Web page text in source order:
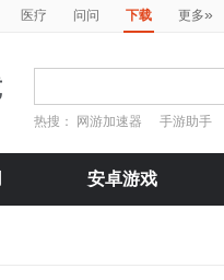
医疗 问问 下载 更多»
热搜： 网游加速器 手游助手
安卓游戏